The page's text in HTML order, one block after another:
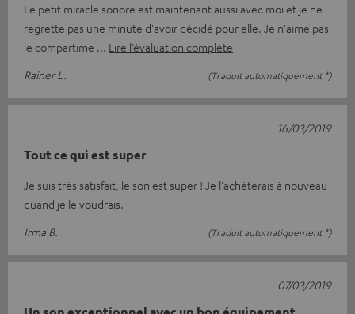
Le petit miracle sonore est maintenant aussi avec moi et je ne
regrette pas une minute d'avoir décidé pour elle. Je n'aime pas
le compartime
Lire l’évaluation complète
Rainer L.
(Traduit automatiquement *)
Tout ce qui est super
Je suis très satisfait, le son est super ! Je l'achèterais à nouveau
quand je le voudrais.
Irma B.
(Traduit automatiquement *)
16/03/2019
07/03/2019